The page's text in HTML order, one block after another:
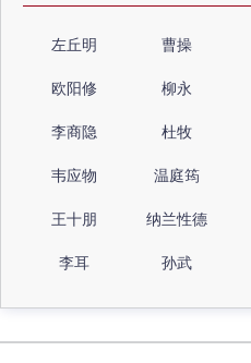
左丘明 曹操
欧阳修 柳永
李商隐 杜牧
韦应物 温庭筠
王十朋 纳兰性德
李耳 孙武